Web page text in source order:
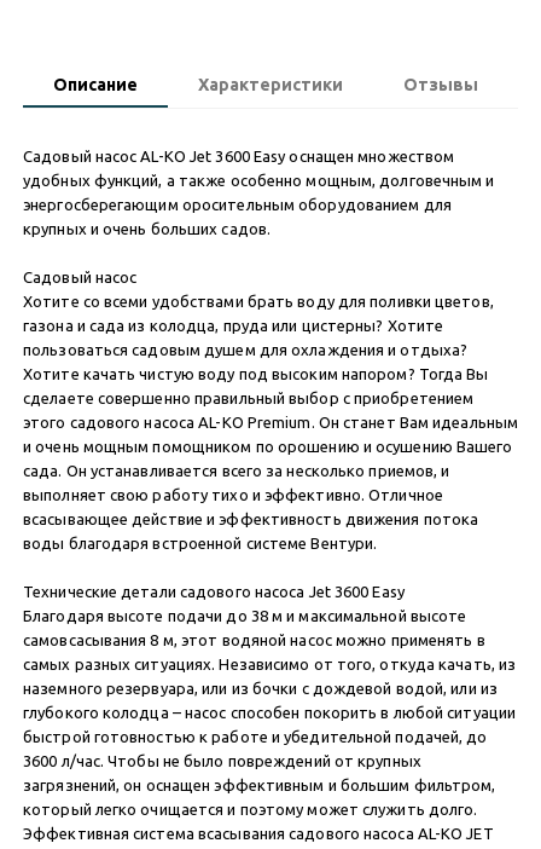
Описание Характеристики Отзывы
Садовый насос AL-KO Jet 3600 Easy оснащен множеством
удобных функций, а также особенно мощным, долговечным и
энергосберегающим оросительным оборудованием для
крупных и очень больших садов.
Садовый насос
Хотите со всеми удобствами брать воду для поливки цветов,
газона и сада из колодца, пруда или цистерны? Хотите
пользоваться садовым душем для охлаждения и отдыха?
Хотите качать чистую воду под высоким напором? Тогда Вы
сделаете совершенно правильный выбор с приобретением
этого садового насоса AL-KO Premium. Он станет Вам идеальным
и очень мощным помощником по орошению и осушению Вашего
сада. Он устанавливается всего за несколько приемов, и
выполняет свою работу тихо и эффективно. Отличное
всасывающее действие и эффективность движения потока
воды благодаря встроенной системе Вентури.
Технические детали садового насоса Jet 3600 Easy
Благодаря высоте подачи до 38 м и максимальной высоте
самовсасывания 8 м, этот водяной насос можно применять в
самых разных ситуациях. Независимо от того, откуда качать, из
наземного резервуара, или из бочки с дождевой водой, или из
глубокого колодца – насос способен покорить в любой ситуации
быстрой готовностью к работе и убедительной подачей, до
3600 л/час. Чтобы не было повреждений от крупных
загрязнений, он оснащен эффективным и большим фильтром,
который легко очищается и поэтому может служить долго.
Эффективная система всасывания садового насоса AL-KO JET